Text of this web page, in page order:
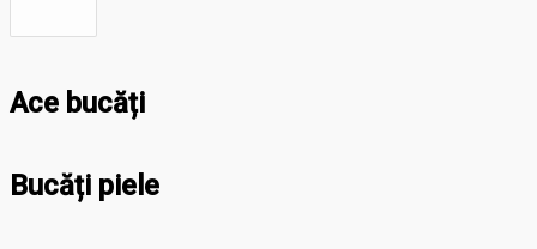
Ace bucăți
Bucăți piele